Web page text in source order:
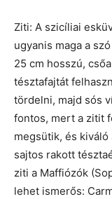
Ziti: A szicíliai
ugyanis maga a
25 cm hosszú,
tésztafajtát
tördelni, majd sós
fontos, mert a zitit
megsütik, és
sajtos rakott
ziti a Maffiózók
lehet ismerős: